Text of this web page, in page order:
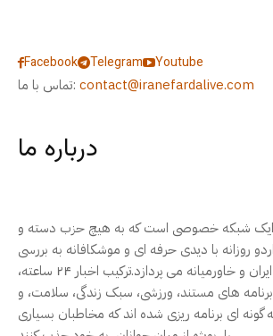
Facebook Telegram
Youtube
تماس با ما: contact@iranefardalive.com
درباره ما
شبکه خصوصی است که به هیچ حزب دسته و
روزانه با دیدی حرفه ای و موشکافانه به بررسی
مهمترین رویدادهای ایران و خاورمیانه می پردازد.ترکیب اخبار ۲۴ ساعته،
های مستند، ورزشی، سبک زندگی، سلامت، و
ای برنامه ریزی شده اند که مخاطبان بسیاری